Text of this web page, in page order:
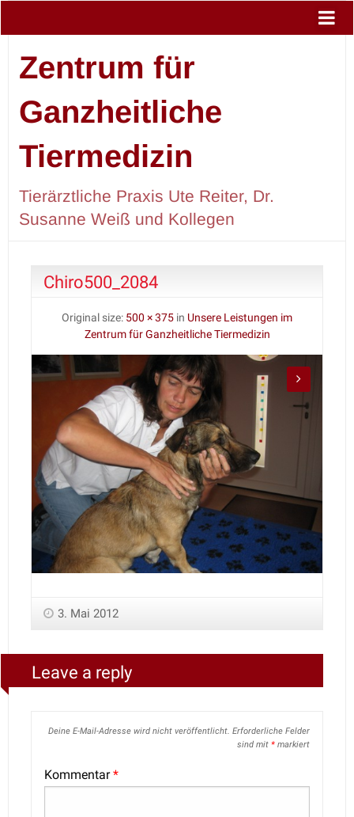
Zentrum für
Ganzheitliche
Tiermedizin
Tierärztliche Praxis Ute Reiter, Dr.
Susanne Weiß und Kollegen
Chiro500_2084
Original size: 500 × 375 in Unsere Leistungen im
Zentrum für Ganzheitliche Tiermedizin
3. Mai 2012
Leave a reply
Deine E-Mail-Adresse wird nicht veröffentlicht. Erforderliche Felder
sind mit * markiert
Kommentar*